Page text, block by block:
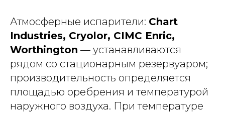
Атмосферные испарители: Chart
Industries, Cryolor, CIMC Enric,
Worthington — устанавливаются
рядом со стационарным резервуаром;
производительность определяется
площадью оребрения и температурой
наружного воздуха. При температуре